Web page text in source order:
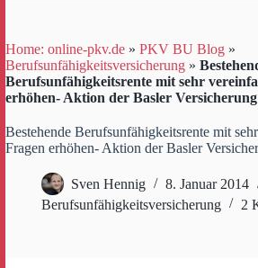
Home: online-pkv.de » PKV BU Blog »
Berufsunfähigkeitsversicherung »
Berufsunfähigkeitsrente mit sehr
erhöhen- Aktion der Basler Versicherung
Bestehende Berufsunfähigkeitsrente mit
Fragen erhöhen- Aktion der Basler
Sven Hennig
8. Januar 2014
Berufsunfähigkeitsversicherung
2